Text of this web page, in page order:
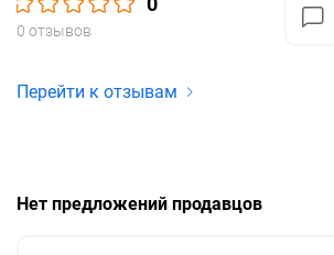
0 отзывов
Перейти к отзывам
Нет предложений продавцов